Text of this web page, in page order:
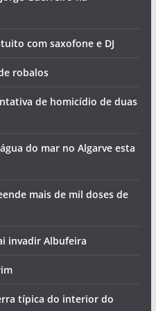
com saxofone e DJ
robalos
de homicídio de duas
do mar no Algarve esta
mais de mil doses de
invadir Albufeira
típica do interior do